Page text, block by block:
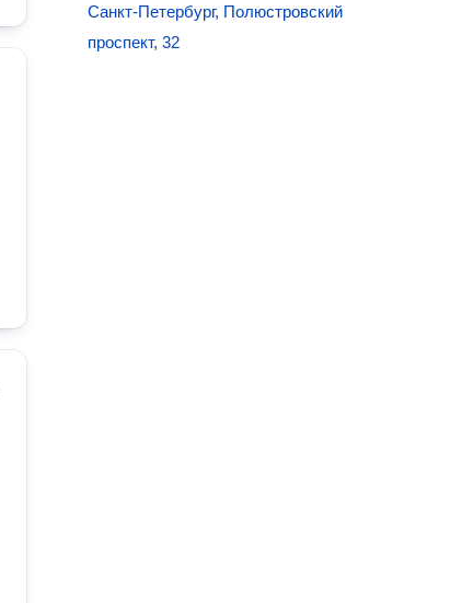
Санкт-Петербург, Полюстровский
проспект, 32